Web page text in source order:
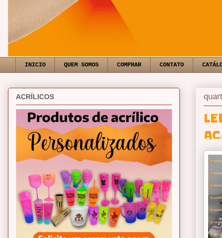
INICIO QUEM SOMOS COMPRAR CONTATO
ACRÍLICOS